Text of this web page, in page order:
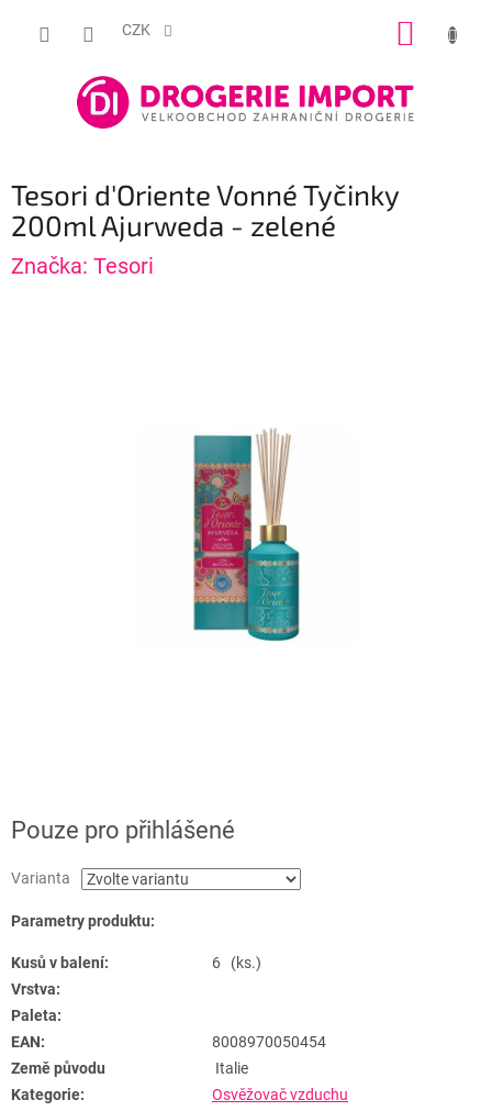
CZK
Tesori d'Oriente Vonné Tyčinky
200ml Ajurweda - zelené
Značka: Tesori
Pouze pro přihlášené
Varianta
Parametry produktu:
Kusů v balení:
6 (ks.)
Vrstva:
Paleta:
EAN:
8008970050454
Země původu
Italie
Kategorie:
Osvěžovač vzduchu